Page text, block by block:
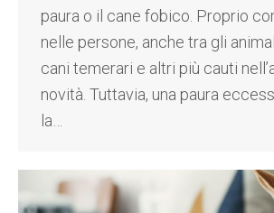
paura o il cane fobico. Proprio
nelle persone, anche tra gli
cani temerari e altri più cauti
novità. Tuttavia, una paura
la…